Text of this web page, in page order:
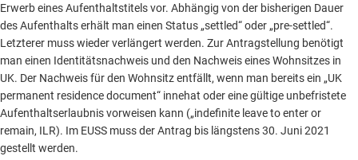
Erwerb eines Aufenthaltstitels vor. Abhängig von der bisherigen Dauer
des Aufenthalts erhält man einen Status „settled“ oder „pre-settled“.
Letzterer muss wieder verlängert werden. Zur Antragstellung benötigt
man einen Identitätsnachweis und den Nachweis eines Wohnsitzes in
UK. Der Nachweis für den Wohnsitz entfällt, wenn man bereits ein „UK
permanent residence document“ innehat oder eine gültige unbefristete
Aufenthaltserlaubnis vorweisen kann („indefinite leave to enter or
remain, ILR). Im EUSS muss der Antrag bis längstens 30. Juni 2021
gestellt werden.